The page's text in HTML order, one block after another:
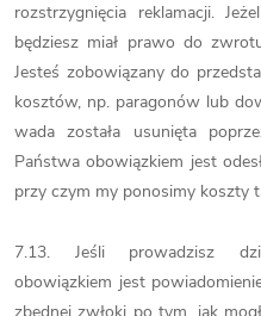
rozstrzygnięcia reklamacji.
będziesz miał prawo do
Jesteś zobowiązany do
kosztów, np. paragonów lub
wada została usunięta
Państwa obowiązkiem jest
przy czym my ponosimy koszty
7.13. Jeśli prowadzisz
obowiązkiem jest